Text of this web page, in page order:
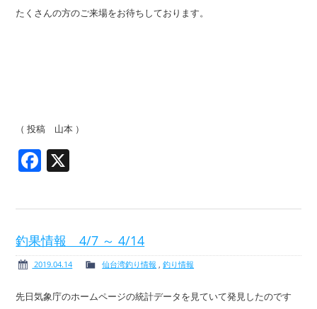
たくさんの方のご来場をお待ちしております。
（ 投稿 山本 ）
Facebook
釣果情報 4/7 ～ 4/14
2019.04.14 仙台湾釣り情報 ,釣り情報
先日気象庁のホームページの統計データを見ていて発見したのです